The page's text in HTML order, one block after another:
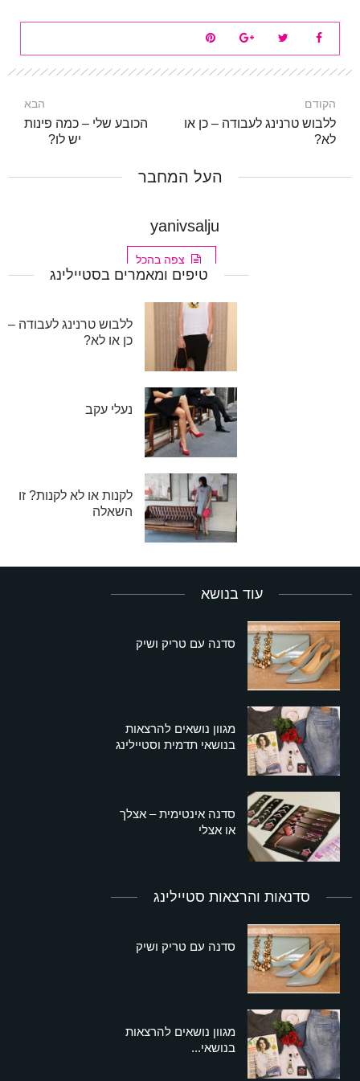
הקודם
ללבוש טרנינג לעבודה – כן או
לא?
הבא
הכובע שלי – כמה פינות
יש לו?
העל המחבר
yanivsalju
צפה בהכל
טיפים ומאמרים בסטיילינג
ללבוש טרנינג לעבודה –
כן או לא?
נעלי עקב
לקנות או לא לקנות? זו
השאלה
עוד בנושא
סדנה עם טריק ושיק
מגוון נושאים להרצאות
בנושאי תדמית וסטיילינג
סדנה אינטימית – אצלך
או אצלי
סדנאות והרצאות סטיילינג
סדנה עם טריק ושיק
מגוון נושאים להרצאות
בנושאי...